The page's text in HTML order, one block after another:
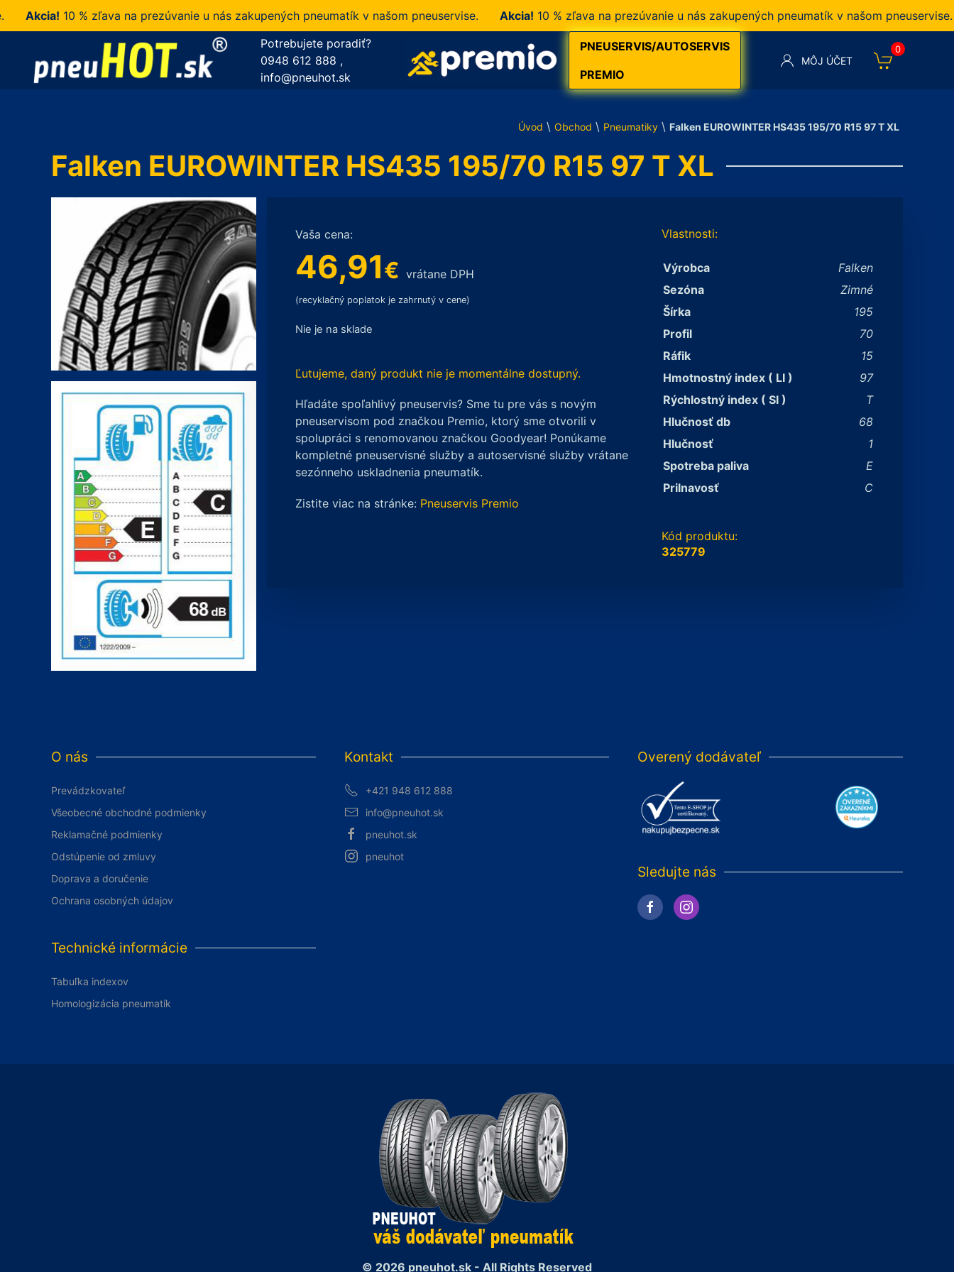
Akcia!10 % zľava na prezúvanie u nás zakupených pneumatík v našom pneuservise. Akcia!10 % zľava na prezúvanie u nás zakupených pneumatík v našom pneuservise.
Potrebujete poradiť?
0948 612 888 ,
info@pneuhot.sk
PNEUSERVIS/AUTOSERVIS
PREMIO
MÔJ ÚČET
0
Úvod \ Obchod \ Pneumatiky \ Falken EUROWINTER HS435 195/70 R15 97 T XL
Falken EUROWINTER HS435 195/70 R15 97 T XL
Vaša cena:
46,91€ vrátane DPH
(recyklačný poplatok je zahrnutý v cene)
Nie je na sklade
Ľutujeme, daný produkt nie je momentálne dostupný.
Hľadáte spoľahlivý pneuservis? Sme tu pre vás s novým
pneuservisom pod značkou Premio, ktorý sme otvorili v
spolupráci s renomovanou značkou Goodyear! Ponúkame
kompletné pneuservisné služby a autoservisné služby vrátane
sezónneho uskladnenia pneumatík.
Zistite viac na stránke: Pneuservis Premio
Vlastnosti:
Výrobca
Falken
Sezóna
Zimné
Šírka
195
Profil
70
Ráfik
15
Hmotnostný index ( LI )
97
Rýchlostný index ( SI )
T
Hlučnosť db
68
Hlučnosť
1
Spotreba paliva
E
Prilnavosť
C
Kód produktu:
325779
O nás
Prevádzkovateľ
Všeobecné obchodné podmienky
Reklamačné podmienky
Odstúpenie od zmluvy
Doprava a doručenie
Ochrana osobných údajov
Technické informácie
Tabuľka indexov
Homologizácia pneumatík
Kontakt
+421 948 612 888
info@pneuhot.sk
pneuhot.sk
pneuhot
Overený dodávateľ
Sledujte nás
© 2026 pneuhot.sk - All Rights Reserved